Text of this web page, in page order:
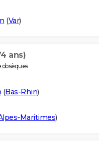
(Var)
ans)
(Bas-Rhin)
Maritimes)